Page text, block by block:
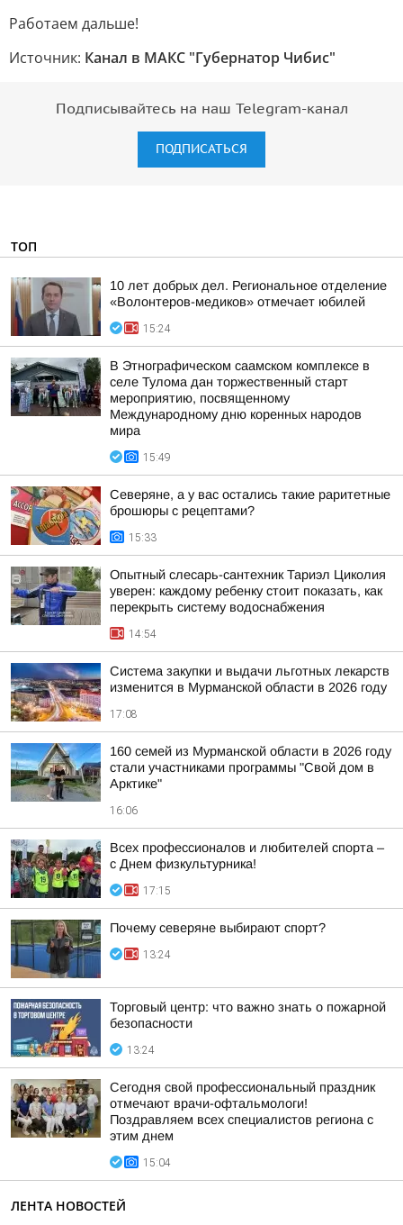
Работаем дальше!
Источник: Канал в МАКС "Губернатор Чибис"
Подписывайтесь на наш Telegram-канал
ПОДПИСАТЬСЯ
ТОП
10 лет добрых дел. Региональное отделение
«Волонтеров-медиков» отмечает юбилей
15:24
В Этнографическом саамском комплексе в
селе Тулома дан торжественный старт
мероприятию, посвященному
Международному дню коренных народов
мира
15:49
Северяне, а у вас остались такие раритетные
брошюры с рецептами?
15:33
Опытный слесарь-сантехник Тариэл Циколия
уверен: каждому ребенку стоит показать, как
перекрыть систему водоснабжения
14:54
Система закупки и выдачи льготных лекарств
изменится в Мурманской области в 2026 году
17:08
160 семей из Мурманской области в 2026 году
стали участниками программы "Свой дом в
Арктике"
16:06
Всех профессионалов и любителей спорта –
с Днем физкультурника!
17:15
Почему северяне выбирают спорт?
13:24
Торговый центр: что важно знать о пожарной
безопасности
13:24
Сегодня свой профессиональный праздник
отмечают врачи-офтальмологи!
Поздравляем всех специалистов региона с
этим днем
15:04
ЛЕНТА НОВОСТЕЙ